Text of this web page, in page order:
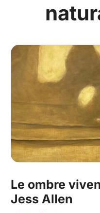
Le ombre
Jess Allen